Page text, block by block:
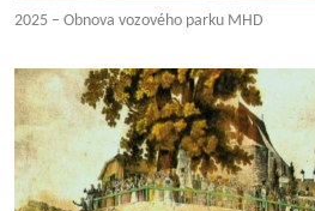
2025 – Obnova vozového parku MHD